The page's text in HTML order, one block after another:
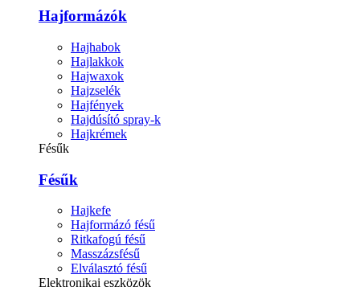
Hajformázók
Hajhabok
Hajlakkok
Hajwaxok
Hajzselék
Hajfények
Hajdúsító spray-k
Hajkrémek
Fésűk
Fésűk
Hajkefe
Hajformázó fésű
Ritkafogú fésű
Masszázsfésű
Elválasztó fésű
Elektronikai eszközök